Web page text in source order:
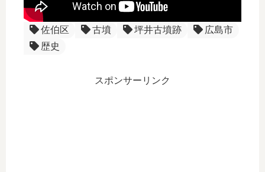
佐伯区 古墳 坪井古墳跡
広島市
歴史
スポンサーリンク